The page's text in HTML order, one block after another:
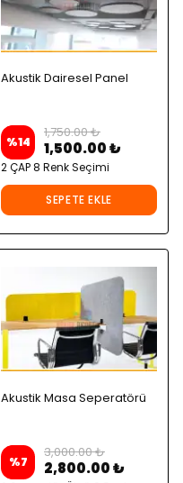
Akustik Dairesel Panel
%14
1,750.00 ₺
1,500.00 ₺
2 ÇAP 8 Renk Seçimi
SEPETE EKLE
Akustik Masa Seperatörü
%7
3,000.00 ₺
2,800.00 ₺